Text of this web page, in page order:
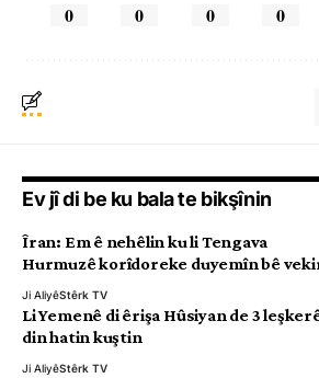
0 0 0 0
Ev jî di be ku bala te bikşînin
Îran: Em ê nehêlin ku li Tengava
Hurmuzê korîdoreke duyemîn bê
Ji AliyêStêrk TV
Li Yemenê di êrişa Hûsiyan de 3
din hatin kuştin
Ji AliyêStêrk TV